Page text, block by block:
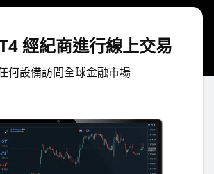
經紀商進行線上交易
何設備訪問全球金融市場